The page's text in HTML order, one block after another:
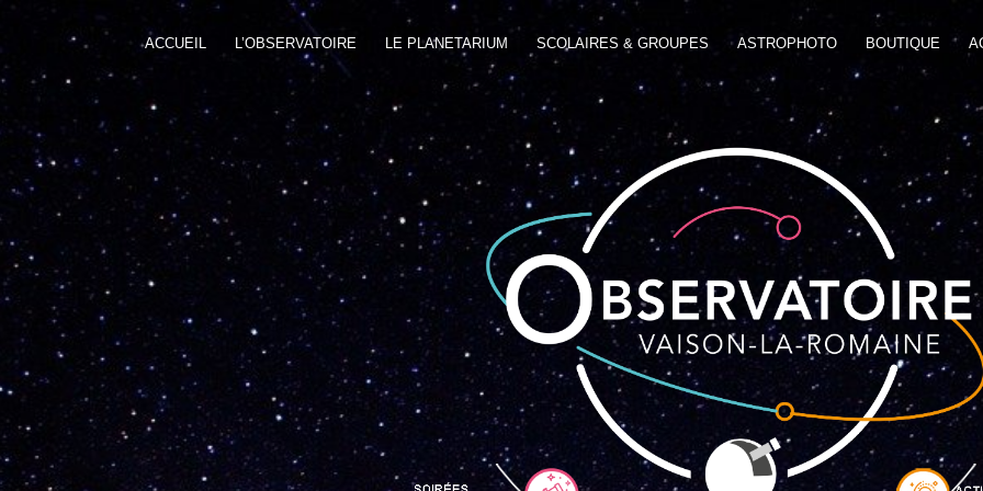
ACCUEIL L’OBSERVATOIRE LE PLANETARIUM SCOLAIRES & GROUPES ASTROPHOTO BOUTIQUE